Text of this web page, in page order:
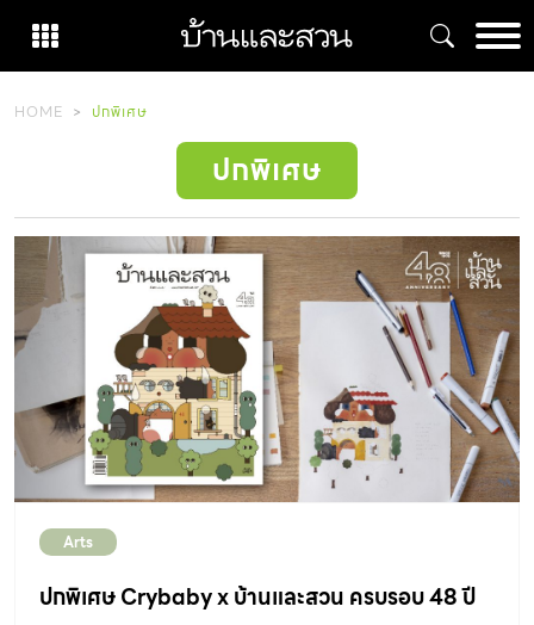
content
HOME ปกพิเศษ
ปกพิเศษ
Arts
ปกพิเศษ Crybaby x บ้านและสวน ครบรอบ 48 ปี